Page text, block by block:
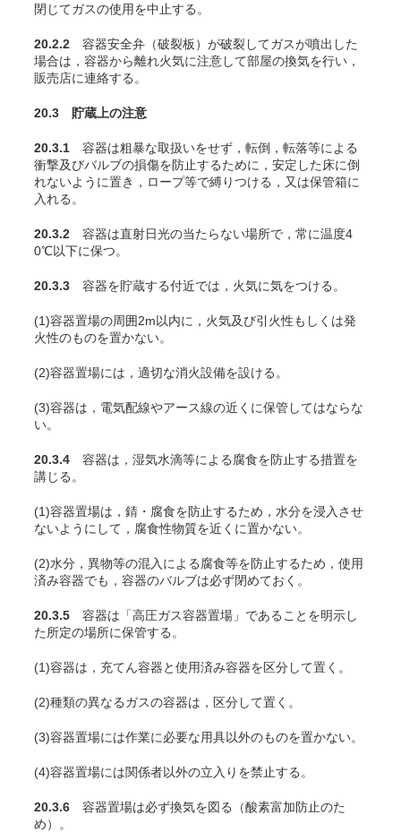
閉じてガスの使用を中止する。
20.2.2 容器安全弁（破裂板）が破裂してガスが噴出した
場合は，容器から離れ火気に注意して部屋の換気を行い，
販売店に連絡する。
20.3 貯蔵上の注意
20.3.1 容器は粗暴な取扱いをせず，転倒，転落等による
衝撃及びバルブの損傷を防止するために，安定した床に倒
れないように置き，ロープ等で縛りつける，又は保管箱に
入れる。
20.3.2 容器は直射日光の当たらない場所で，常に温度4
0℃以下に保つ。
20.3.3 容器を貯蔵する付近では，火気に気をつける。
(1)容器置場の周囲2m以内に，火気及び引火性もしくは発
火性のものを置かない。
(2)容器置場には，適切な消火設備を設ける。
(3)容器は，電気配線やアース線の近くに保管してはならな
い。
20.3.4 容器は，湿気水滴等による腐食を防止する措置を
講じる。
(1)容器置場は，錆・腐食を防止するため，水分を浸入させ
ないようにして，腐食性物質を近くに置かない。
(2)水分，異物等の混入による腐食等を防止するため，使用
済み容器でも，容器のバルブは必ず閉めておく。
20.3.5 容器は「高圧ガス容器置場」であることを明示し
た所定の場所に保管する。
(1)容器は，充てん容器と使用済み容器を区分して置く。
(2)種類の異なるガスの容器は，区分して置く。
(3)容器置場には作業に必要な用具以外のものを置かない。
(4)容器置場には関係者以外の立入りを禁止する。
20.3.6 容器置場は必ず換気を図る（酸素富加防止のた
め）。